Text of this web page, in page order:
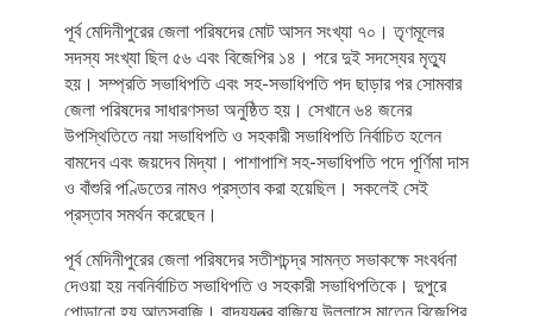
পূর্ব মেদিনীপুরের জেলা পরিষদের মোট আসন সংখ্যা ৭০। তৃণমূলের
সদস্য সংখ্যা ছিল ৫৬ এবং বিজেপির ১৪। পরে দুই সদস্যের মৃত্যু
হয়। সম্প্রতি সভাধিপতি এবং সহ-সভাধিপতি পদ ছাড়ার পর সোমবার
জেলা পরিষদের সাধারণসভা অনুষ্ঠিত হয়। সেখানে ৬৪ জনের
উপস্থিতিতে নয়া সভাধিপতি ও সহকারী সভাধিপতি নির্বাচিত হলেন
বামদেব এবং জয়দেব মিদ্যা। পাশাপাশি সহ-সভাধিপতি পদে পূর্ণিমা দাস
ও বাঁশুরি পণ্ডিতের নামও প্রস্তাব করা হয়েছিল। সকলেই সেই
প্রস্তাব সমর্থন করেছেন।
পূর্ব মেদিনীপুরের জেলা পরিষদের সতীশচন্দ্র সামন্ত সভাকক্ষে সংবর্ধনা
দেওয়া হয় নবনির্বাচিত সভাধিপতি ও সহকারী সভাধিপতিকে। দুপুরে